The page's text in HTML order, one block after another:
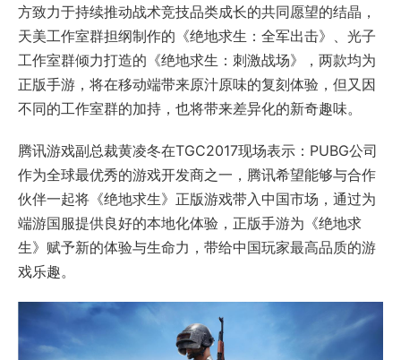
方致力于持续推动战术竞技品类成长的共同愿望的结晶，
天美工作室群担纲制作的《绝地求生：全军出击》、光子
工作室群倾力打造的《绝地求生：刺激战场》，两款均为
正版手游，将在移动端带来原汁原味的复刻体验，但又因
不同的工作室群的加持，也将带来差异化的新奇趣味。
腾讯游戏副总裁黄凌冬在TGC2017现场表示：PUBG公司
作为全球最优秀的游戏开发商之一，腾讯希望能够与合作
伙伴一起将《绝地求生》正版游戏带入中国市场，通过为
端游国服提供良好的本地化体验，正版手游为《绝地求
生》赋予新的体验与生命力，带给中国玩家最高品质的游
戏乐趣。